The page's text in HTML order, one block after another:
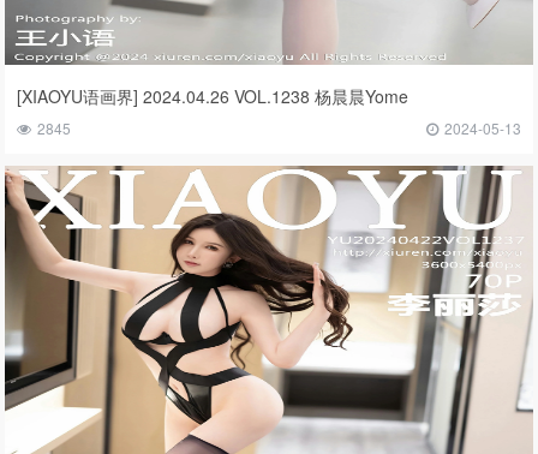
[XIAOYU语画界] 2024.04.26 VOL.1238 杨晨晨Yome
2845 2024-05-13